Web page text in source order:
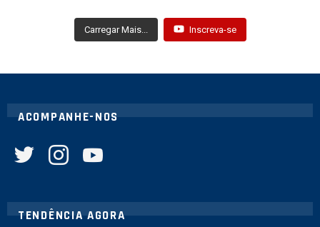
Carregar Mais... Inscreva-se
ACOMPANHE-NOS
TENDÊNCIA AGORA